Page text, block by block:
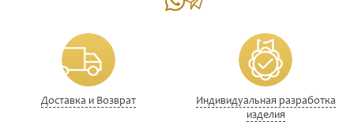
Доставка и Возврат
Индивидуальная разработка
изделия